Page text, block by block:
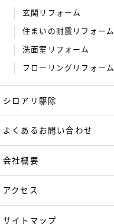
玄関リフォーム
住まいの耐震リフォーム
洗面室リフォーム
フローリングリフォーム
シロアリ駆除
よくあるお問い合わせ
会社概要
アクセス
サイトマップ